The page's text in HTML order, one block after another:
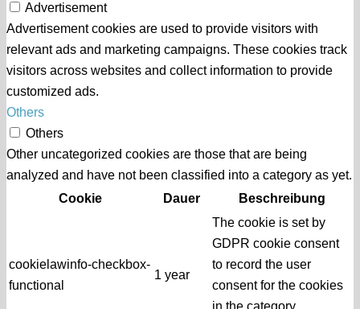
Advertisement
Advertisement cookies are used to provide visitors with
relevant ads and marketing campaigns. These cookies track
visitors across websites and collect information to provide
customized ads.
Others
Others
Other uncategorized cookies are those that are being
analyzed and have not been classified into a category as yet.
Cookie
Dauer Beschreibung
cookielawinfo-checkbox-
functional
1 year
The cookie is set by
GDPR cookie consent
to record the user
consent for the cookies
in the category